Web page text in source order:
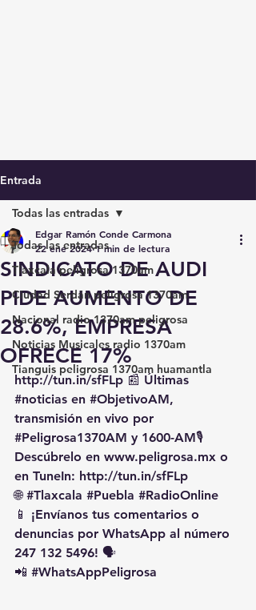
Entrada
Todas las entradas
Tlaxcala peligrosa 1370am
Ciudad Serdán peligrosa 1370am
Nacional radio 1370am peligrosa
Noticias Musicales radio 1370am
Tianguis peligrosa 1370am huamantla
Todas las entradas
SINDICATO DE AUDI
PIDE AUMENTO DE
28.6%, EMPRESA
OFRECE 17%
Edgar Ramón Conde Carmona
22 ene 2024 1 min de lectura
http://tun.in/sfFLp 📰 Últimas
#noticias en #ObjetivoAM,
transmisión en vivo por
#Peligrosa1370AM y 1600-AM🎙️
Descúbrelo en www.peligrosa.mx o
en TuneIn: http://tun.in/sfFLp
🌐 #Tlaxcala #Puebla #RadioOnline
📱 ¡Envíanos tus comentarios o
denuncias por WhatsApp al número
247 132 5496! 🗣️
📲 #WhatsAppPeligrosa